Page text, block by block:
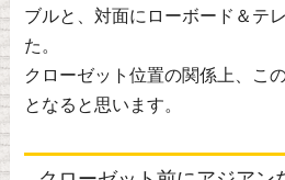
ブルと、対面にローボード＆テ
た。
クローゼット位置の関係上、こ
となると思います。